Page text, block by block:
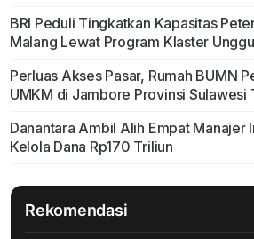
BRI Peduli Tingkatkan Kapasitas
Malang Lewat Program Klaster
Perluas Akses Pasar, Rumah BUMN
UMKM di Jambore Provinsi Sulawesi
Danantara Ambil Alih Empat Manajer
Kelola Dana Rp170 Triliun
Rekomendasi